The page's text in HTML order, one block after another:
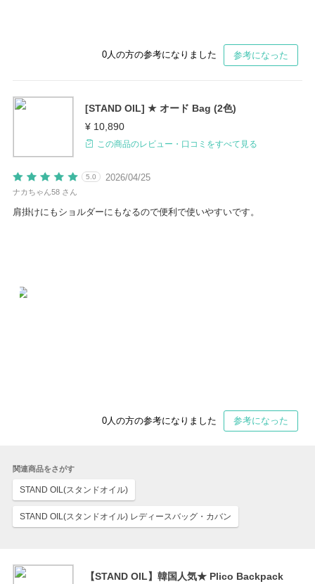
0人の方の参考になりました 参考になった
[STAND OIL] ★ オード Bag (2色)
¥ 10,890
この商品のレビュー・口コミをすべて見る
2026/04/25
5.0
ナカちゃん58 さん
肩掛けにもショルダーにもなるので便利で使いやすいです。
0 人の方の参考になりました 参考になった
関連商品をさがす
STAND OIL(スタンドオイル)
STAND OIL(スタンドオイル) レディースバッグ・カバン
【STAND OIL】韓国人気★ Plico Backpack